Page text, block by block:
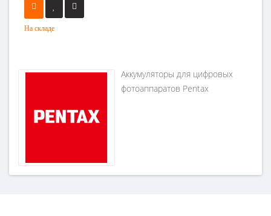
На складе
Аккумуляторы для цифровых
фотоаппаратов Pentax